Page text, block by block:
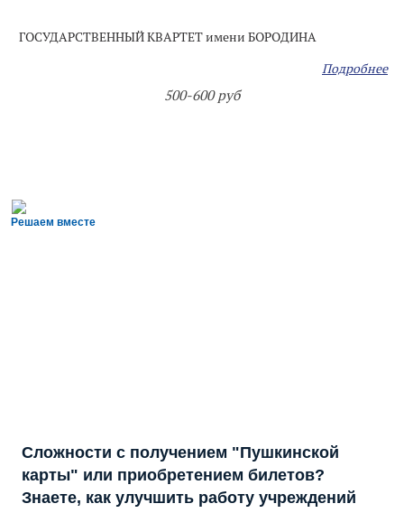
ГОСУДАРСТВЕННЫЙ КВАРТЕТ имени БОРОДИНА
Подробнее
500-600 руб
Решаем вместе
Сложности с получением "Пушкинской
карты" или приобретением билетов?
Знаете, как улучшить работу учреждений